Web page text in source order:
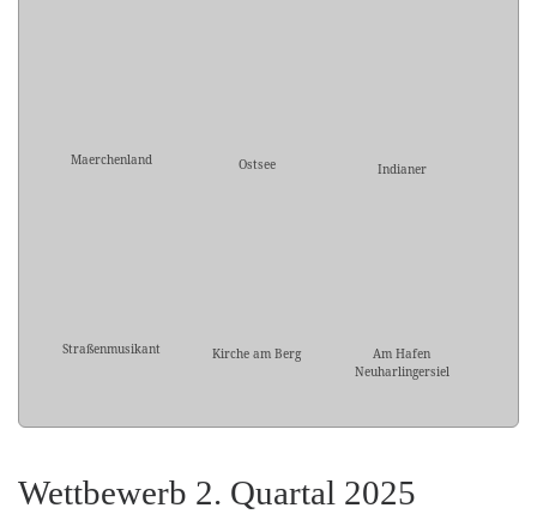
Maerchenland Ostsee Indianer
Straßenmusikant Kirche am Berg
Am Hafen
Neuharlingersiel
Wettbewerb 2. Quartal 2025